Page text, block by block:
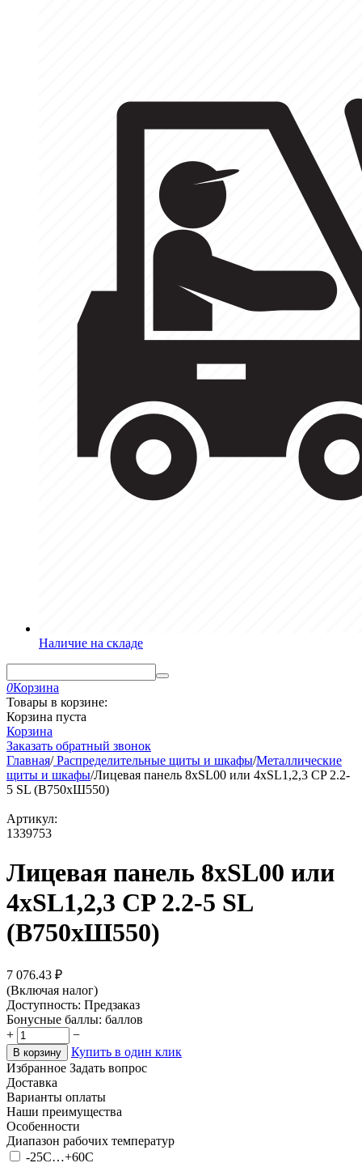
Наличие на складе
0Корзина
Товары в корзине:
Корзина пуста
Корзина
Заказать обратный звонок
Главная/Распределительные щиты и шкафы/Металлические
щиты и шкафы/Лицевая панель 8хSL00 или 4xSL1,2,3 CP 2.2-
5 SL (В750xШ550)
Артикул:
1339753
Лицевая панель 8хSL00 или
4xSL1,2,3 CP 2.2-5 SL
(В750xШ550)
7 076.43 ₽
(Включая налог)
Доступность: Предзаказ
Бонусные баллы: баллов
+
−
В корзину
Купить в один клик
Избранное Задать вопрос
Доставка
Варианты оплаты
Наши преимущества
Особенности
Диапазон рабочих температур
-25С…+60С